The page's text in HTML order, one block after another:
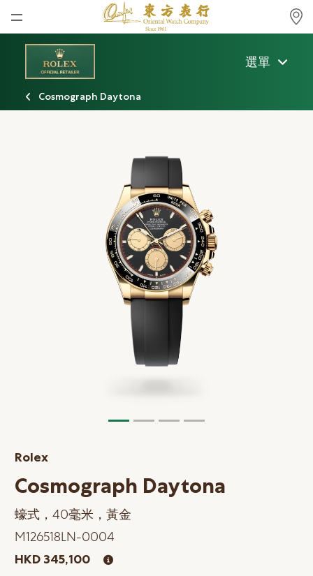
首頁
最新消息
腕表資訊
勞力士中古錶認證
會員
登入
註冊
會員尊享
選單
Cosmograph Daytona
Rolex
Cosmograph Daytona
蠔式，40毫米，黃金
M126518LN-0004
HKD 345,100